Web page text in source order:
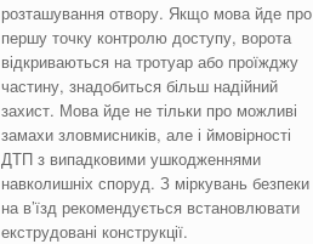
розташування отвору. Якщо мова йде про
першу точку контролю доступу, ворота
відкриваються на тротуар або проїжджу
частину, знадобиться більш надійний
захист. Мова йде не тільки про можливі
замахи зловмисників, але і ймовірності
ДТП з випадковими ушкодженнями
навколишніх споруд. З міркувань безпеки
на в’їзд рекомендується встановлювати
екструдовані конструкції.